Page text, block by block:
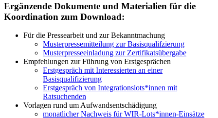
Ergänzende Dokumente und Materialien für die
Koordination zum Download:
Für die Pressearbeit und zur Bekanntmachung
Musterpressemitteilung zur Basisqualifzierung
Musterpresseeinladung zur Zertifikatsübergabe
Empfehlungen zur Führung von Erstgesprächen
Erstgespräch mit Interessierten an einer
Basisqualifizierung
Erstgespräch von Integrationslots*innen mit
Ratsuchenden
Vorlagen rund um Aufwandsentschädigung
monatlicher Nachweis für WIR-Lots*innen-Einsätze